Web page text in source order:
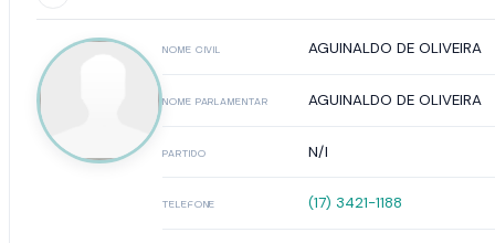
NOME CIVIL AGUINALDO DE OLIVEIRA
NOME PARLAMENTAR AGUINALDO DE OLIVEIRA
PARTIDO N/I
TELEFONE (17) 3421-1188